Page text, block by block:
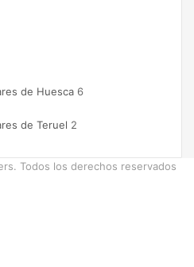
de Huesca 6
de Teruel 2
Todos los derechos reservados